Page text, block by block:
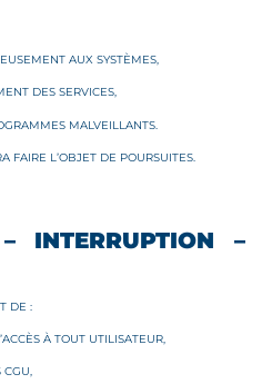
AUX SYSTÈMES,
DES SERVICES,
MALVEILLANTS.
FAIRE L’OBJET DE POURSUITES.
INTERRUPTION –
DE :
À TOUT UTILISATEUR,
CGU,